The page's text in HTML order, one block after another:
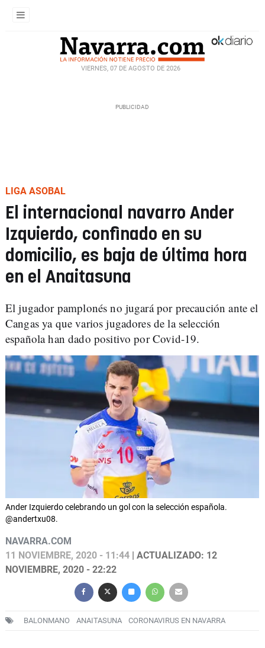
VIERNES, 07 DE AGOSTO DE 2026
LIGA ASOBAL
El internacional navarro Ander
Izquierdo, confinado en su
domicilio, es baja de última hora
en el Anaitasuna
El jugador pamplonés no jugará por precaución ante el
Cangas ya que varios jugadores de la selección
española han dado positivo por Covid-19.
Ander Izquierdo celebrando un gol con la selección española.
@andertxu08.
NAVARRA.COM
11 NOVIEMBRE, 2020 - 11:44 | ACTUALIZADO: 12
NOVIEMBRE, 2020 - 22:22
BALONMANO ANAITASUNA CORONAVIRUS EN NAVARRA